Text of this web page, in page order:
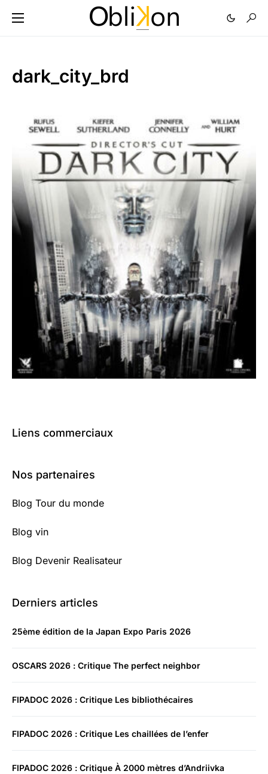
dark_city_brd
Liens commerciaux
Nos partenaires
Blog Tour du monde
Blog vin
Blog Devenir Realisateur
Derniers articles
25ème édition de la Japan Expo Paris 2026
OSCARS 2026 : Critique The perfect neighbor
FIPADOC 2026 : Critique Les bibliothécaires
FIPADOC 2026 : Critique Les chaillées de l’enfer
FIPADOC 2026 : Critique À 2000 mètres d’Andriivka